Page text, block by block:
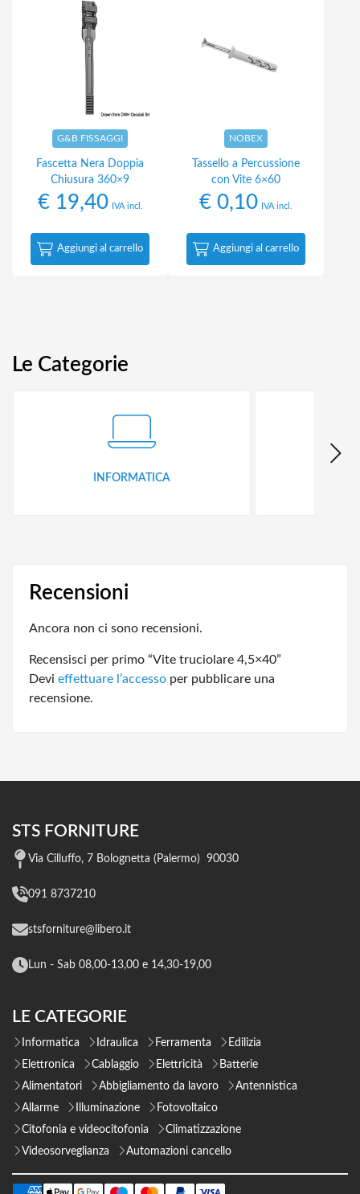
G&B FISSAGGI
Fascetta Nera Doppia
Chiusura 360×9
€19,40 IVA incl.
Aggiungi al carrello
NOBEX
Tassello a Percussione
con Vite 6×60
€ 0,10 IVA incl.
Aggiungi al carrello
Le Categorie
INFORMATICA
Recensioni
Ancora non ci sono recensioni.
Recensisci per primo “Vite truciolare 4,5×40”
Devi effettuare l’accesso per pubblicare una
recensione.
STS FORNITURE
Via Cilluffo, 7 Bolognetta (Palermo) 90030
091 8737210
stsforniture@libero.it
Lun - Sab 08,00-13,00 e 14,30-19,00
LE CATEGORIE
Informatica Idraulica Ferramenta
Edilizia
Elettronica
Cablaggio Elettricità
Batterie
Alimentatori
Abbigliamento da lavoro
Antennistica
Allarme
Illuminazione
Fotovoltaico
Citofonia e videocitofonia
Climatizzazione
Videosorveglianza
Automazioni cancello